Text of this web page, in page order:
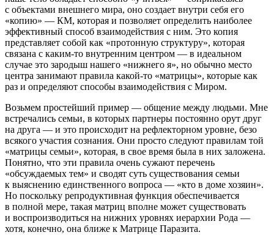
с объектами внешнего мира, оно создает внутри себя его
«копию» — КМ, которая и позволяет определить наиболее
эффективный способ взаимодействия с ним. Это копия
представляет собой как «протонную структуру», которая
связана с каким-то внутренним центром — в идеальном
случае это зародыш нашего «нижнего я», но обычно место
центра занимают правила какой-то «матрицы», которые как
раз и определяют способы взаимодействия с Миром.
Возьмем простейший пример — общение между людьми. Мне
встречались семьи, в которых партнеры постоянно орут друг
на друга — и это происходит на рефлекторном уровне, безо
всякого участия сознания. Они просто следуют правилам той
«матрицы семьи», которая, в свое время была в них заложена.
Понятно, что эти правила очень сужают перечень
«обсуждаемых тем» и сводят суть существования семьи
к выяснению единственного вопроса — «кто в доме хозяин».
Но поскольку репродуктивная функция обеспечивается
в полной мере, такая матриц вполне может существовать
и воспроизводиться на нижних уровнях иерархии Рода —
хотя, конечно, она ближе к Матрице Паразита.